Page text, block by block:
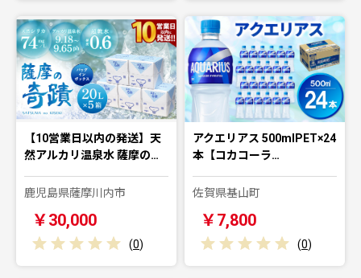
【10営業日以内の発送】天
然アルカリ温泉水 薩摩の…
鹿児島県薩摩川内市
￥30,000
(0)
アクエリアス 500mlPET×24
本【コカコーラ…
佐賀県基山町
￥7,800
(0)